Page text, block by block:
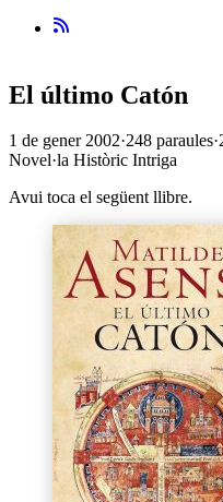
El último Catón
1 de gener 2002·248 paraules·
Novel·la Històric Intriga
Avui toca el següent llibre.